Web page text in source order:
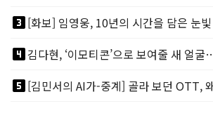
looks_3[화보] 임영웅, 10년의 시간을 담은 눈빛
looks_4김다현, ‘이모티콘’으로 보여줄 새 얼
looks_5